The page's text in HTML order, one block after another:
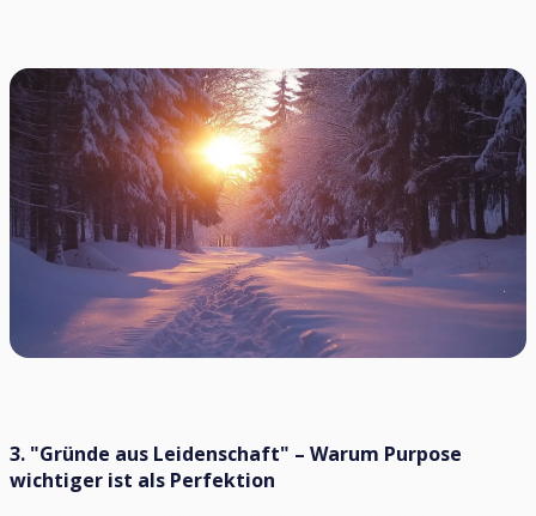
3. "Gründe aus Leidenschaft" – Warum Purpose
wichtiger ist als Perfektion